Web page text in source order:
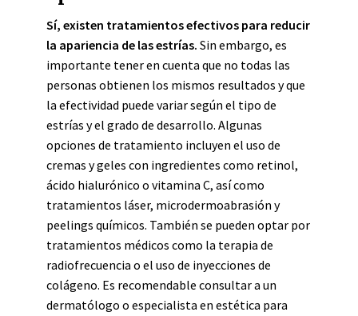
Sí, existen tratamientos efectivos para reducir
la apariencia de las estrías. Sin embargo, es
importante tener en cuenta que no todas las
personas obtienen los mismos resultados y que
la efectividad puede variar según el tipo de
estrías y el grado de desarrollo. Algunas
opciones de tratamiento incluyen el uso de
cremas y geles con ingredientes como retinol,
ácido hialurónico o vitamina C, así como
tratamientos láser, microdermoabrasión y
peelings químicos. También se pueden optar por
tratamientos médicos como la terapia de
radiofrecuencia o el uso de inyecciones de
colágeno. Es recomendable consultar a un
dermatólogo o especialista en estética para